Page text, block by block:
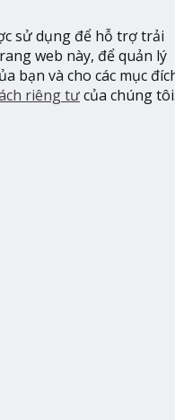
sử dụng để hỗ trợ trải
web này, để quản lý
bạn và cho các mục
riêng tưcủa chúng